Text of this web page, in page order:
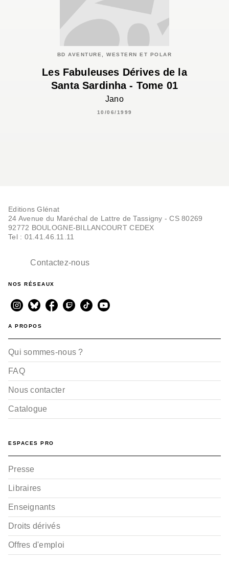
BD AVENTURE, WESTERN ET POLAR
Les Fabuleuses Dérives de la
Santa Sardinha - Tome 01
Jano
10/06/1999
Editions Glénat
24 Avenue du Maréchal de Lattre de Tassigny - CS 80269
92772 BOULOGNE-BILLANCOURT CEDEX
Tel : 01.41.46.11.11
Contactez-nous
NOS RÉSEAUX
A PROPOS
Qui sommes-nous ?
FAQ
Nous contacter
Catalogue
ESPACES PRO
Presse
Libraires
Enseignants
Droits dérivés
Offres d'emploi